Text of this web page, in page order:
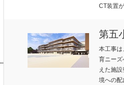
CT装置
第五
本工事
育ニーズ
えた施
境への配